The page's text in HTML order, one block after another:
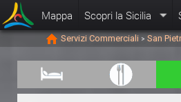
Mappa Scopri la Sicilia
Servizi Commerciali > San